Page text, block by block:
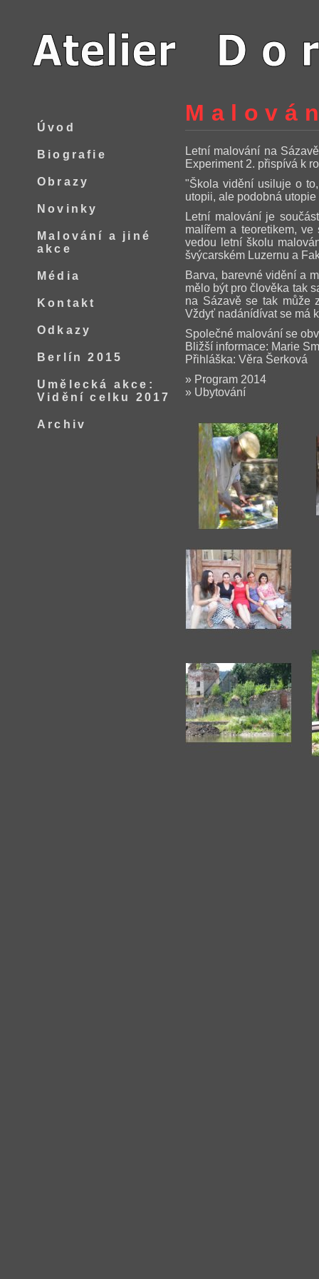
Letní malování na
Experiment 2. přispívá k
"Škola vidění usiluje o
utopii, ale podobná
Letní malování je
malířem a teoretikem,
vedou letní školu
švýcarském Luzernu a
Barva, barevné vidění a
mělo být pro člověka tak
na Sázavě se tak může
Vždyť nadánídívat se má
Společné malování se
Bližší informace: Marie
Přihláška: Věra Šerková
» Program 2014
» Ubytování
Úvod
Biografie
Obrazy
Novinky
Malování a jiné
akce
Média
Kontakt
Odkazy
Berlín 2015
Umělecká akce:
Vidění celku 2017
Archiv